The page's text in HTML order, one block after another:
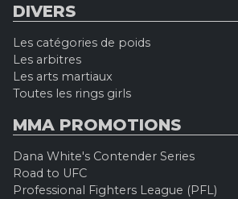
DIVERS
Les catégories de poids
Les arbitres
Les arts martiaux
Toutes les rings girls
MMA PROMOTIONS
Dana White's Contender Series
Road to UFC
Professional Fighters League (PFL)